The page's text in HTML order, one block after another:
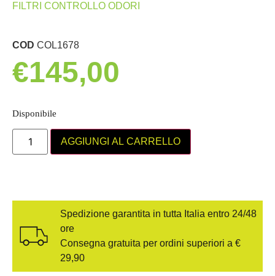
FILTRI CONTROLLO ODORI
COD COL1678
€145,00
Disponibile
AGGIUNGI AL CARRELLO
Spedizione garantita in tutta Italia entro 24/48
ore
Consegna gratuita per ordini superiori a €
29,90